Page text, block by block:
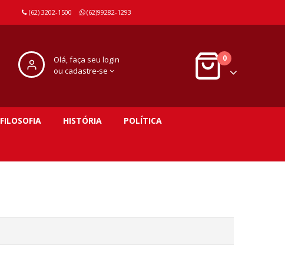
(62) 3202-1500 (62)99282-1293
Olá, faça seu login
ou cadastre-se
0
FILOSOFIA HISTÓRIA POLÍTICA